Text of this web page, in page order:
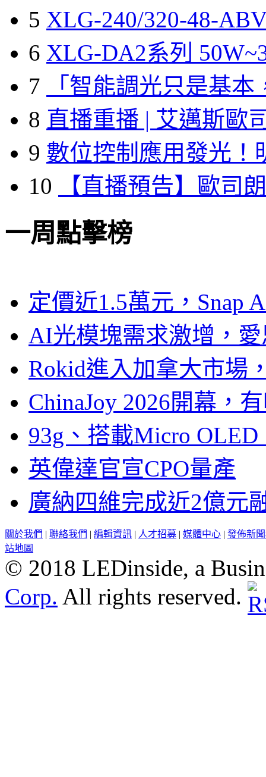
5 XLG-240/320-48-
6 XLG-DA2系列
7
「智能調光只是基本
8 直播重播 | 艾邁斯歐
9 數位控制應用發光！
10
【直播預告】歐司
一周點擊榜
定價近1.5萬元，Snap
AI光模塊需求激增，
Rokid進入加拿大市場
ChinaJoy 2026開幕，
93g、搭載Micro
英偉達官宣CPO量產
廣納四維完成近2億元
關於我們 | 聯絡我們 | 編輯資訊 | 人才招募 | 媒體中心 | 發佈新
站地圖
© 2018 LEDinside, a
Corp. All rights reserved.